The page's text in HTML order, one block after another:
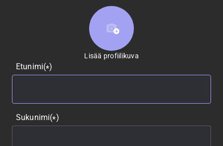
Lisää profiilikuva
Lisää profiilikuva
Etunimi(*)
Sukunimi(*)